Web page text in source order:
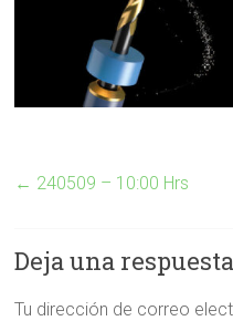
← 240509 – 10:00 Hrs
Deja una respuesta
Tu dirección de correo